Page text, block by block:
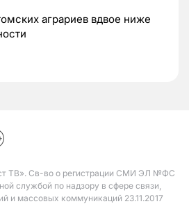
аграриев вдвое ниже
ТВ». Св-во о регистрации СМИ ЭЛ №ФС
службой по надзору в сфере связи,
и массовых коммуникаций 23.11.2017